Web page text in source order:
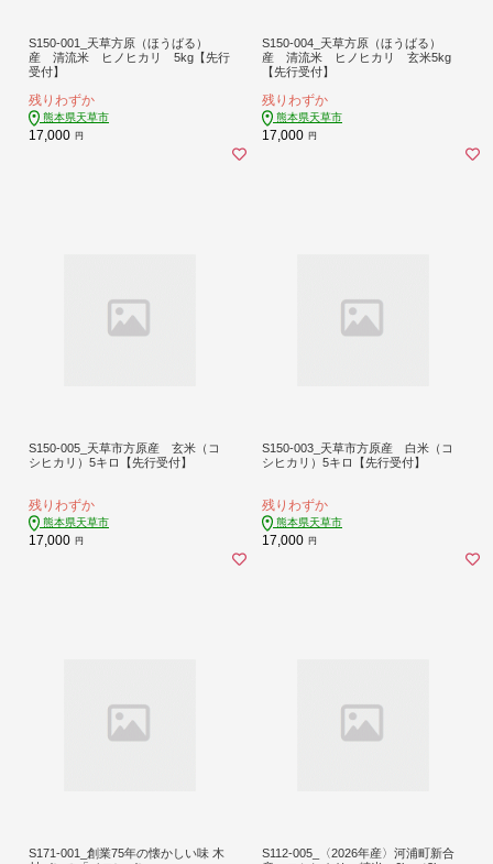
S150-001_天草方原（ほうばる）
産 清流米 ヒノヒカリ 5kg【先行
受付】
残りわずか
熊本県天草市
17,000 円
S150-004_天草方原（ほうばる）
産 清流米 ヒノヒカリ 玄米5kg
【先行受付】
残りわずか
熊本県天草市
17,000 円
S150-005_天草市方原産 玄米（コ
シヒカリ）5キロ【先行受付】
残りわずか
熊本県天草市
17,000 円
S150-003_天草市方原産 白米（コ
シヒカリ）5キロ【先行受付】
残りわずか
熊本県天草市
17,000 円
S171-001_創業75年の懐かしい味 木
S112-005_〈2026年産〉河浦町新合